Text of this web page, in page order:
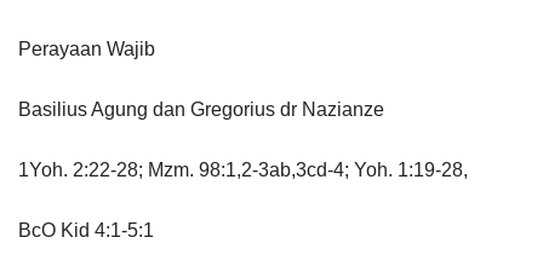
Perayaan Wajib
Basilius Agung dan Gregorius dr Nazianze
1Yoh. 2:22-28; Mzm. 98:1,2-3ab,3cd-4; Yoh. 1:19-28,
BcO Kid 4:1-5:1